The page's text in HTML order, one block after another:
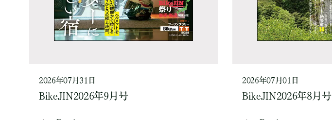
2026年07月31日
BikeJIN2026年9月号
2026年07月01日
BikeJIN2026年8月号